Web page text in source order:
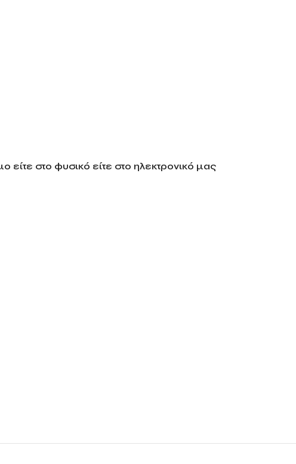
στο φυσικό είτε στο ηλεκτρονικό μας